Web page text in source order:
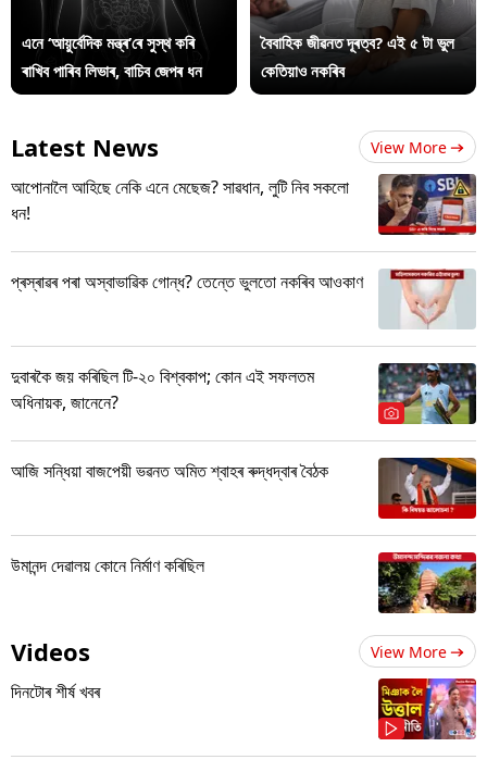
এনে ‘আয়ুৰ্বেদিক মন্ত্ৰ’ৰে সুস্থ কৰি
ৰাখিব পাৰিব লিভাৰ, বাচিব জেপৰ ধন
বৈবাহিক জীৱনত দূৰত্ব? এই ৫ টা ভুল
কেতিয়াও নকৰিব
Latest News View More
আপোনালৈ আহিছে নেকি এনে মেছেজ? সাৱধান, লুটি নিব সকলো
ধন!
প্ৰস্ৰাৱৰ পৰা অস্বাভাৱিক গোন্ধ? তেন্তে ভুলতো নকৰিব আওকাণ
দুবাৰকৈ জয় কৰিছিল টি-২০ বিশ্বকাপ; কোন এই সফলতম
অধিনায়ক, জানেনে?
আজি সন্ধিয়া বাজপেয়ী ভৱনত অমিত শ্বাহৰ ৰুদ্ধদ্বাৰ বৈঠক
উমানন্দ দেৱালয় কোনে নিৰ্মাণ কৰিছিল
Videos View More
দিনটোৰ শীৰ্ষ খবৰ